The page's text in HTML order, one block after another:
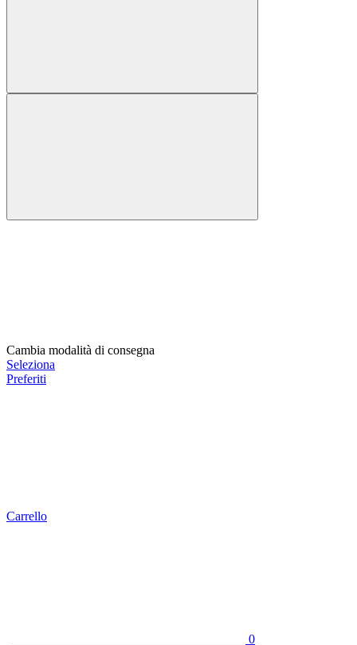
Cambia modalità di consegna
Seleziona
Preferiti
Carrello
0